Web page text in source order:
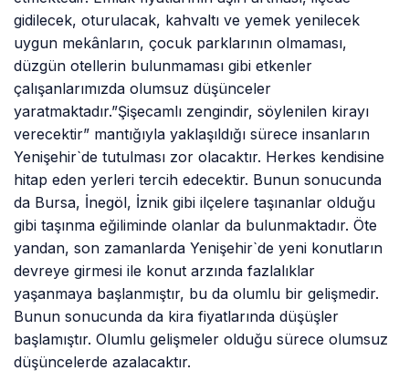
gidilecek, oturulacak, kahvaltı ve yemek yenilecek
uygun mekânların, çocuk parklarının olmaması,
düzgün otellerin bulunmaması gibi etkenler
çalışanlarımızda olumsuz düşünceler
yaratmaktadır.”Şişecamlı zengindir, söylenilen kirayı
verecektir” mantığıyla yaklaşıldığı sürece insanların
Yenişehir`de tutulması zor olacaktır. Herkes kendisine
hitap eden yerleri tercih edecektir. Bunun sonucunda
da Bursa, İnegöl, İznik gibi ilçelere taşınanlar olduğu
gibi taşınma eğiliminde olanlar da bulunmaktadır. Öte
yandan, son zamanlarda Yenişehir`de yeni konutların
devreye girmesi ile konut arzında fazlalıklar
yaşanmaya başlanmıştır, bu da olumlu bir gelişmedir.
Bunun sonucunda da kira fiyatlarında düşüşler
başlamıştır. Olumlu gelişmeler olduğu sürece olumsuz
düşüncelerde azalacaktır.